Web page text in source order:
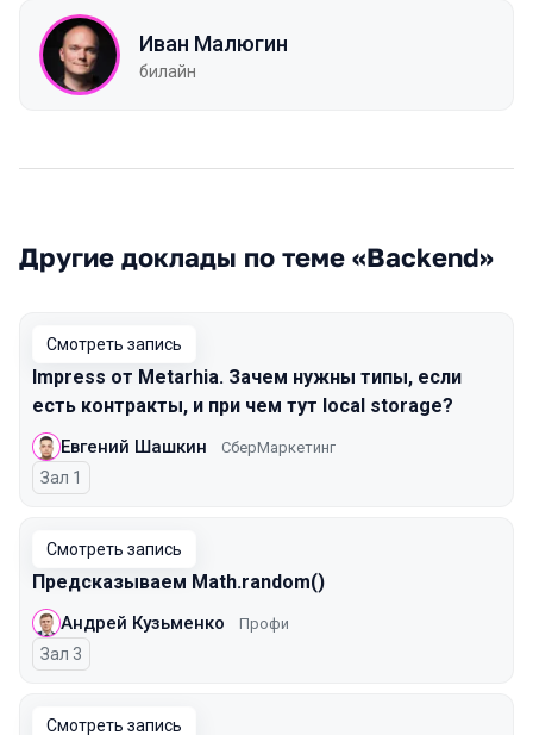
Иван Малюгин
билайн
Другие доклады по теме «Backend»
Смотреть запись
Impress от Metarhia. Зачем нужны типы, если
есть контракты, и при чем тут local storage?
Евгений Шашкин СберМаркетинг
Зал 1
Смотреть запись
Предсказываем Math.random()
Андрей Кузьменко Профи
Зал 3
Смотреть запись